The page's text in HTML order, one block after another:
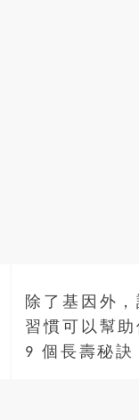
除了基因外
習慣可以幫
9 個長壽秘訣